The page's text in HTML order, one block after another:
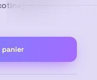
Profil :